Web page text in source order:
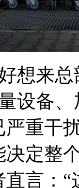
想来
设备
严重干
决定整
言：